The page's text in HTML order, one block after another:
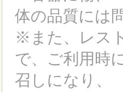
体の品質には
※また、レス
で、ご利用時
召しになり、